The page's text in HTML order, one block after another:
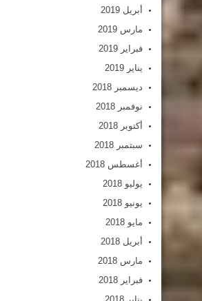
أبريل 2019
مارس 2019
فبراير 2019
يناير 2019
ديسمبر 2018
نوفمبر 2018
أكتوبر 2018
سبتمبر 2018
أغسطس 2018
يوليو 2018
يونيو 2018
مايو 2018
أبريل 2018
مارس 2018
فبراير 2018